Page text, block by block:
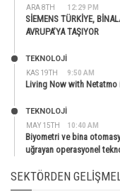
ARA 8TH 12:29 PM
SİEMENS TÜRKİYE,
AVRUPA’YA TAŞIYOR
KAS 19TH 9:50 AM
TEKNOLOJİ
Living Now with Netatmo
MAY 15TH 10:40 AM
TEKNOLOJİ
Biyometri ve bina
uğrayan operasyonel
SEKTÖRDEN